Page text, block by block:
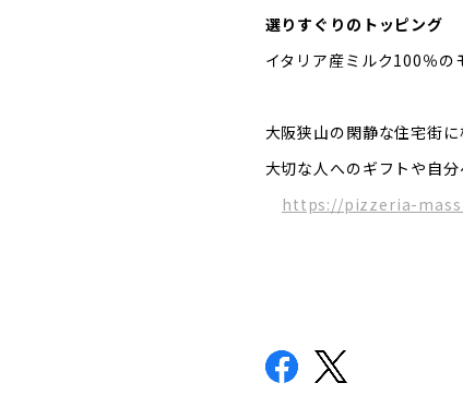
選りすぐりのトッピング
イタリア産ミルク100％の
大阪狭山の閑静な住宅街
大切な人へのギフトや自
https://pizzeria-